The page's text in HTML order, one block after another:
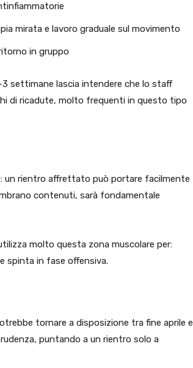
mirata e lavoro graduale sul movimento
in gruppo
settimane lascia intendere che lo staff
di ricadute, molto frequenti in questo tipo
un rientro affrettato può portare facilmente
contenuti, sarà fondamentale
molto questa zona muscolare per:
spinta in fase offensiva.
tornare a disposizione tra fine aprile e
puntando a un rientro solo a